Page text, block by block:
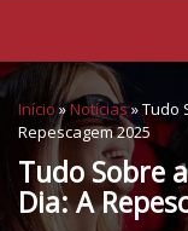
Início»Notícias»Tudo
Repescagem 2025
Tudo Sobre
Dia: A